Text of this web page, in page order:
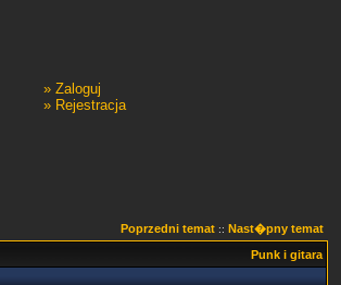
» Zaloguj
» Rejestracja
Poprzedni temat :: Nast�pny temat
Punk i gitara